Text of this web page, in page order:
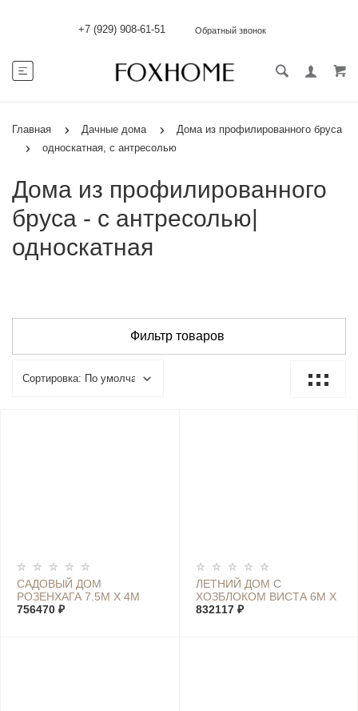
+7 (929) 908-61-51 Обратный звонок
Главная Дачные дома
Дома из профилированного бруса
односкатная, с антресолью
Дома из профилированного
бруса - с антресолью|
односкатная
Фильтр товаров
САДОВЫЙ ДОМ
РОЗЕНХАГА 7.5М Х 4М
756470 ₽
ЛЕТНИЙ ДОМ С
ХОЗБЛОКОМ ВИСТА 6М Х
7,4М
832117 ₽